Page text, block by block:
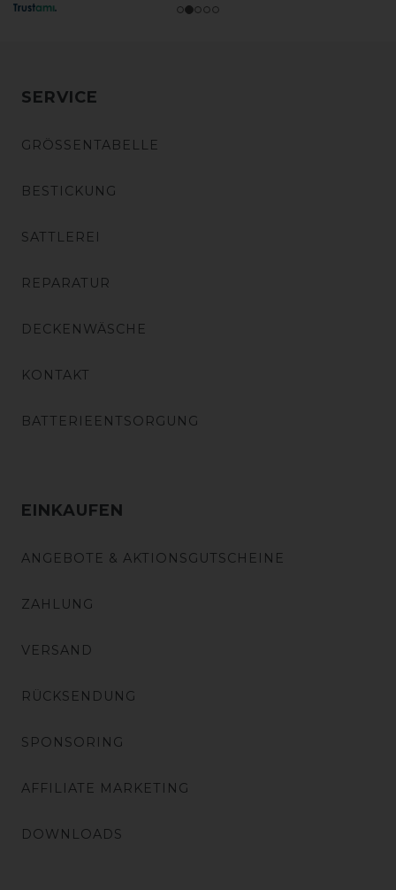
SERVICE
GRÖSSENTABELLE
BESTICKUNG
SATTLEREI
REPARATUR
DECKENWÄSCHE
KONTAKT
BATTERIEENTSORGUNG
EINKAUFEN
ANGEBOTE & AKTIONSGUTSCHEINE
ZAHLUNG
VERSAND
RÜCKSENDUNG
SPONSORING
AFFILIATE MARKETING
DOWNLOADS